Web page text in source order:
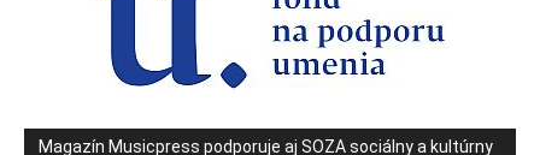
Magazín Musicpress podporuje aj SOZA sociálny a kultúrny